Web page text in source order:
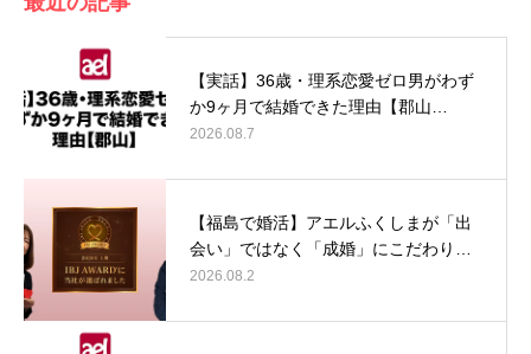
【実話】36歳・理系恋愛ゼロ男がわず
か9ヶ月で結婚できた理由【郡山…
2026.08.7
【福島で婚活】アエルふくしまが「出
会い」ではなく「成婚」にこだわり…
2026.08.2